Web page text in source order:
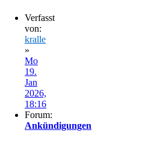
Verfasst
von:
kralle
»
Mo
19.
Jan
2026,
18:16
Forum:
Ankündigungen